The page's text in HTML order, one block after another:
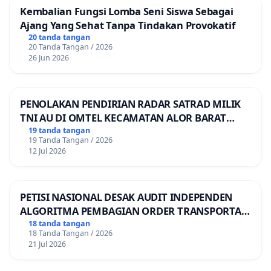
Aspek undang-undang Dasar nomor 6 tahun 2017
[Lampiran UU Arsitek: link[7]
Undang-undang arsitek pasal 28 berbunyi bahwa
Organisasi Profesi Arsitek bertugas: (a) melakukan
menegakkan kode etik profesi arsitek. Dalam
kontek ini, Apabila aturan undang-undang tersebut
tidak ditindaklanjuti, maka tidak hanya
mengabaikan pelanggaran kode etik secara
Apabila realita ketidakadilan dalam memutuskan
sesuatu di internal organisasi karena adanya
intervensi kekuasaan dan orang-orang
Kembalian Fungsi Lomba Seni Siswa Sebagai
Ajang Yang Sehat Tanpa Tindakan Provokatif
20 tanda tangan
20 Tanda Tangan / 2026
26 Jun 2026
PENOLAKAN PENDIRIAN RADAR SATRAD MILIK
TNI AU DI OMTEL KECAMATAN ALOR BARAT
LAUT, KABUPATEN ALOR
19 tanda tangan
19 Tanda Tangan / 2026
12 Jul 2026
PETISI NASIONAL DESAK AUDIT INDEPENDEN
ALGORITMA PEMBAGIAN ORDER TRANSPORTASI
ONLINE
18 tanda tangan
18 Tanda Tangan / 2026
21 Jul 2026